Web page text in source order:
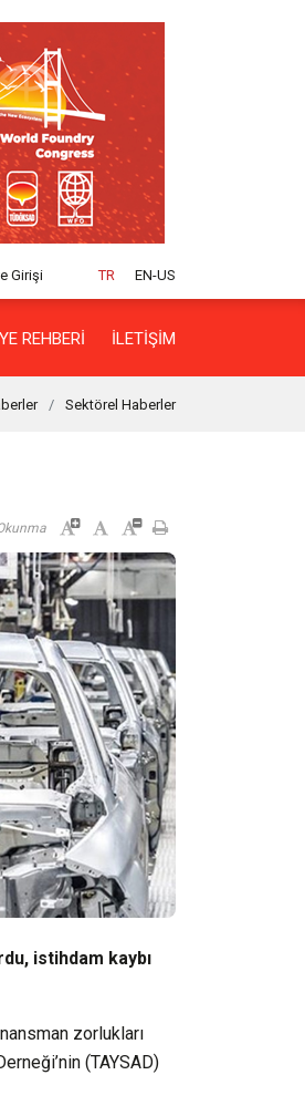
TR EN-US
Girişi
REHBERI İLETIŞIM
Sektörel Haberler
istihdam kaybı
zorlukları
(TAYSAD)